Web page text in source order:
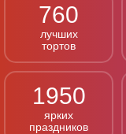
760
лучших
тортов
1950
ярких
праздников